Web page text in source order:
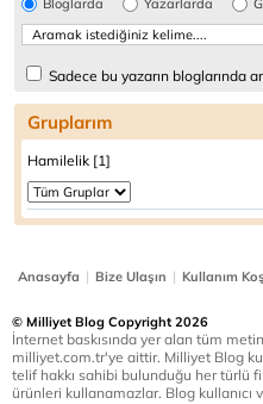
Bloglarda Yazarlarda
Sadece bu yazarın bloglarında
Gruplarım
Hamilelik [1]
Anasayfa | Bize Ulaşın | Kullanım
© Milliyet Blog Copyright 2026
İnternet baskısında yer alan tüm
milliyet.com.tr'ye aittir. Milliyet Blog
telif hakkı sahibi bulunduğu her türlü
ürünleri kullanamazlar. Blog kullanıcı